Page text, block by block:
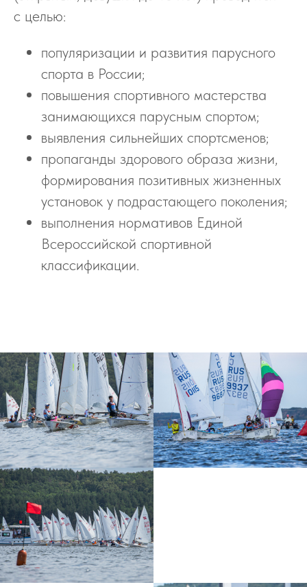
с целью:
популяризации и развития парусного
спорта в России;
повышения спортивного мастерства
занимающихся парусным спортом;
выявления сильнейших спортсменов;
пропаганды здорового образа жизни,
формирования позитивных жизненных
установок у подрастающего поколения;
выполнения нормативов Единой
Всероссийской спортивной
классификации.